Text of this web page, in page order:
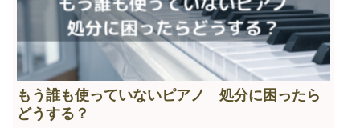
もう誰も使っていないピアノ 処分に困ったら
どうする？